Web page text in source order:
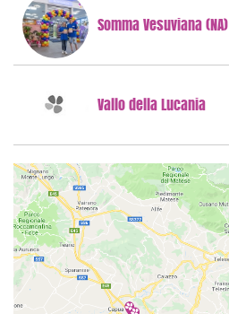
Somma Vesuviana (NA)
Vallo della Lucania